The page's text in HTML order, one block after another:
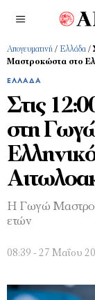
Απογευματινή / Ελλάδα /
Μαστροκώστα στο
ΕΛΛΆΔΑ
Στις
στη
Η Γωγώ
ετών
08:39 - 27 Μαΐου